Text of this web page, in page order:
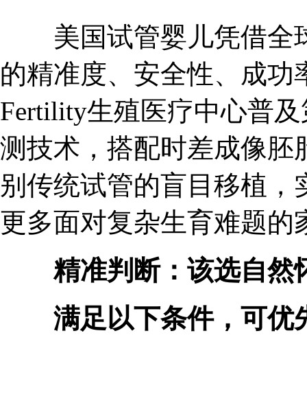
美国试管婴儿凭借全
的精准度、安全性、成功
Fertility生殖医疗中心普
测技术，搭配时差成像胚
别传统试管的盲目移植
更多面对复杂生育难题的
精准判断：该选自然
满足以下条件，可优